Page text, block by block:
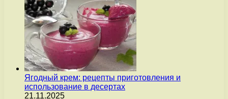
Ягодный крем: рецепты приготовления и
использование в десертах
21.11.2025